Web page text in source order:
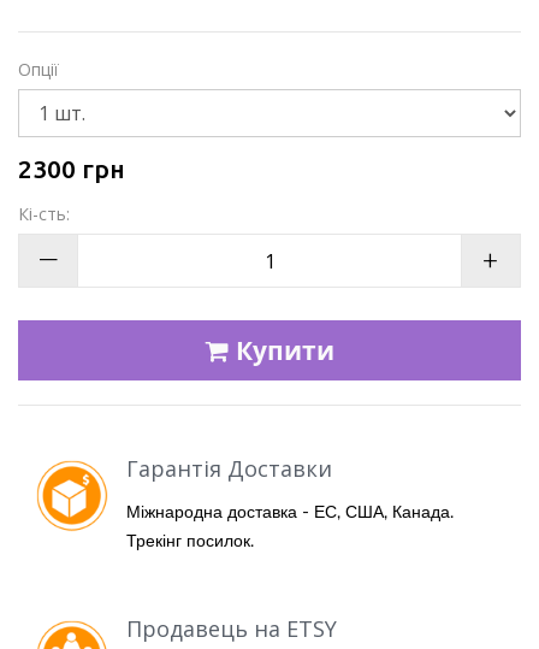
Опції
2300 грн
Кі-сть:
— +
Купити
Гарантія Доставки
Міжнародна доставка - ЕС, США, Канада.
Трекінг посилок.
Продавець на ETSY